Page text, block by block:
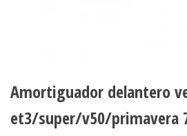
Amortiguador delantero
et3/super/v50/primavera